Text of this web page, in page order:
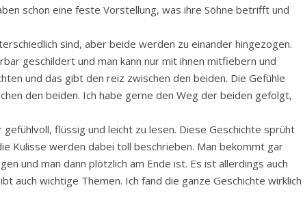
schon eine feste Vorstellung, was ihre Söhne betrifft und
sind, aber beide werden zu einander hingezogen.
geschildert und man kann nur mit ihnen mitfiebern und
und das gibt den reiz zwischen den beiden. Die Gefühle
den beiden. Ich habe gerne den Weg der beiden gefolgt,
flüssig und leicht zu lesen. Diese Geschichte sprüht
Kulisse werden dabei toll beschrieben. Man bekommt gar
und man dann plötzlich am Ende ist. Es ist allerdings auch
auch wichtige Themen. Ich fand die ganze Geschichte wirklich